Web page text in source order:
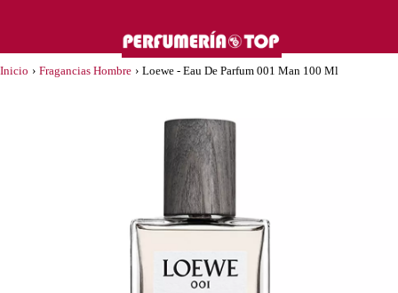
Inicio › Fragancias Hombre › Loewe - Eau De Parfum 001 Man 100 Ml